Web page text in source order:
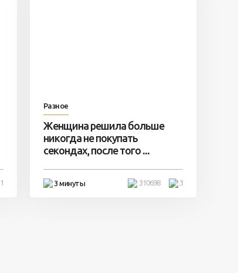
1
Разное
Женщина решила больше
никогда не покупать
секондах, после того ...
3 минуты 3
310698